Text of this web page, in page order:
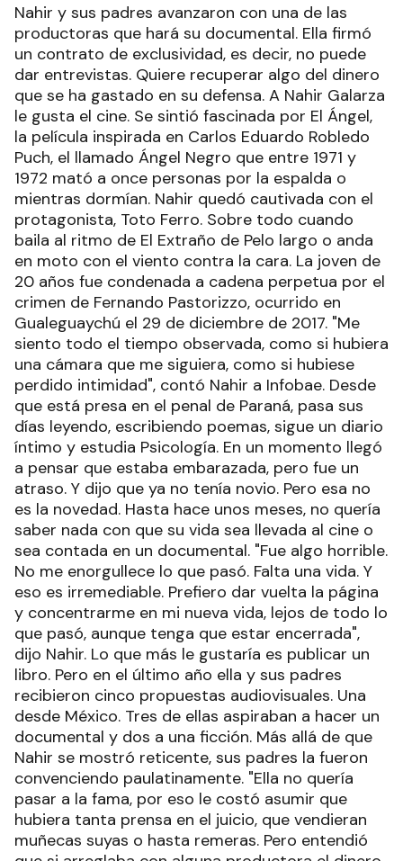
Nahir y sus padres avanzaron con una de las
productoras que hará su documental. Ella firmó
un contrato de exclusividad, es decir, no puede
dar entrevistas. Quiere recuperar algo del dinero
que se ha gastado en su defensa. A Nahir Galarza
le gusta el cine. Se sintió fascinada por El Ángel,
la película inspirada en Carlos Eduardo Robledo
Puch, el llamado Ángel Negro que entre 1971 y
1972 mató a once personas por la espalda o
mientras dormían. Nahir quedó cautivada con el
protagonista, Toto Ferro. Sobre todo cuando
baila al ritmo de El Extraño de Pelo largo o anda
en moto con el viento contra la cara. La joven de
20 años fue condenada a cadena perpetua por el
crimen de Fernando Pastorizzo, ocurrido en
Gualeguaychú el 29 de diciembre de 2017. "Me
siento todo el tiempo observada, como si hubiera
una cámara que me siguiera, como si hubiese
perdido intimidad", contó Nahir a Infobae. Desde
que está presa en el penal de Paraná, pasa sus
días leyendo, escribiendo poemas, sigue un diario
íntimo y estudia Psicología. En un momento llegó
a pensar que estaba embarazada, pero fue un
atraso. Y dijo que ya no tenía novio. Pero esa no
es la novedad. Hasta hace unos meses, no quería
saber nada con que su vida sea llevada al cine o
sea contada en un documental. "Fue algo horrible.
No me enorgullece lo que pasó. Falta una vida. Y
eso es irremediable. Prefiero dar vuelta la página
y concentrarme en mi nueva vida, lejos de todo lo
que pasó, aunque tenga que estar encerrada",
dijo Nahir. Lo que más le gustaría es publicar un
libro. Pero en el último año ella y sus padres
recibieron cinco propuestas audiovisuales. Una
desde México. Tres de ellas aspiraban a hacer un
documental y dos a una ficción. Más allá de que
Nahir se mostró reticente, sus padres la fueron
convenciendo paulatinamente. "Ella no quería
pasar a la fama, por eso le costó asumir que
hubiera tanta prensa en el juicio, que vendieran
muñecas suyas o hasta remeras. Pero entendió